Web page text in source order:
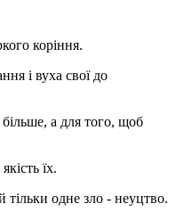
коріння.
і вуха свої до
а для того, щоб
їх.
тільки одне зло - неуцтво.